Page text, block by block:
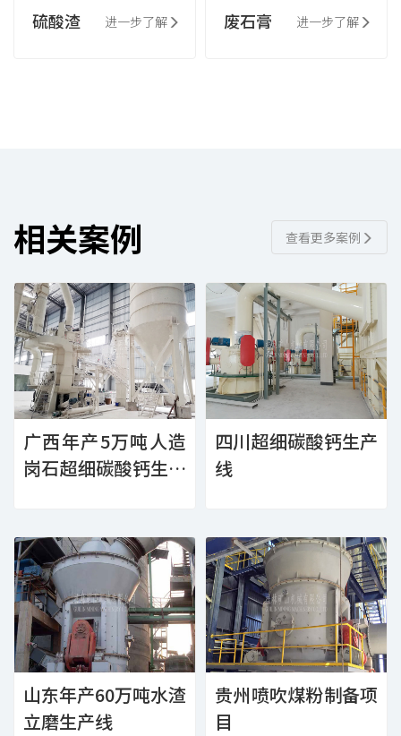
硫酸渣 进一步了解 废石膏 进一步了解
相关案例 查看更多案例
广西年产5万吨人造
岗石超细碳酸钙生产
四川超细碳酸钙生产
线
山东年产60万吨水渣
立磨生产线
贵州喷吹煤粉制备项
目